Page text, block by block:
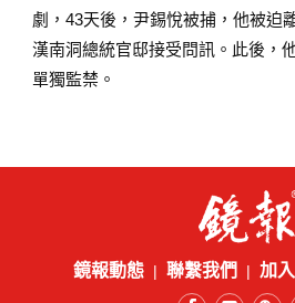
劇，43天後，尹錫悅被捕，他被迫
漢南洞總統官邸接受問訊。此後，
單獨監禁。
鏡報動態 聯繫我們 加